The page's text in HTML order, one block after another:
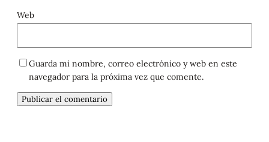
Web
Guarda mi nombre, correo electrónico y web en este
navegador para la próxima vez que comente.